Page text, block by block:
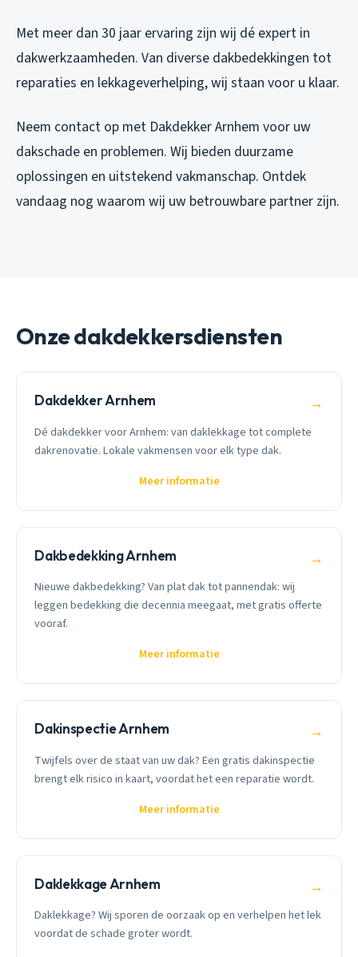
Met meer dan 30 jaar ervaring zijn wij dé expert in
dakwerkzaamheden. Van diverse dakbedekkingen tot
reparaties en lekkageverhelping, wij staan voor u klaar.
Neem contact op met Dakdekker Arnhem voor uw
dakschade en problemen. Wij bieden duurzame
oplossingen en uitstekend vakmanschap. Ontdek
vandaag nog waarom wij uw betrouwbare partner zijn.
Onze dakdekkersdiensten
Dakdekker Arnhem →
Dé dakdekker voor Arnhem: van daklekkage tot complete
dakrenovatie. Lokale vakmensen voor elk type dak.
Meer informatie
Dakbedekking Arnhem →
Nieuwe dakbedekking? Van plat dak tot pannendak: wij
leggen bedekking die decennia meegaat, met gratis offerte
vooraf.
Meer informatie
Dakinspectie Arnhem →
Twijfels over de staat van uw dak? Een gratis dakinspectie
brengt elk risico in kaart, voordat het een reparatie wordt.
Meer informatie
Daklekkage Arnhem →
Daklekkage? Wij sporen de oorzaak op en verhelpen het lek
voordat de schade groter wordt.